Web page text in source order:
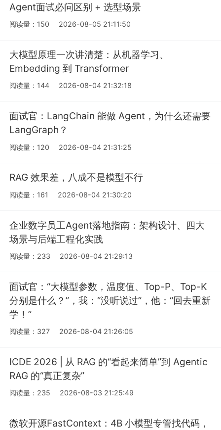
Agent面试必问区别 + 选型场景
阅读量：150 2026-08-05 21:11:50
大模型原理一次讲清楚：从机器学习、
Embedding 到 Transformer
阅读量：144 2026-08-04 21:32:18
面试官：LangChain 能做 Agent，为什么还需要
LangGraph？
阅读量：120 2026-08-04 21:31:25
RAG 效果差，八成不是模型不行
阅读量：161 2026-08-04 21:30:20
企业数字员工Agent落地指南：架构设计、四大
场景与后端工程化实践
阅读量：233 2026-08-04 21:29:13
面试官：“大模型参数，温度值、Top-P、Top-K
分别是什么？”，我：“没听说过”，他：“回去重新
学！”
阅读量：327 2026-08-04 21:26:05
ICDE 2026 | 从 RAG 的“看起来简单”到 Agentic
RAG 的“真正复杂”
阅读量：235 2026-08-03 21:25:49
微软开源FastContext：4B 小模型专管找代码，